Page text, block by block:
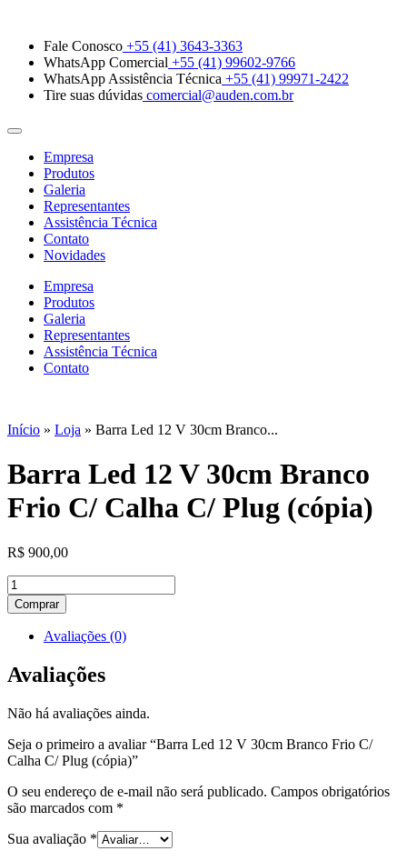
Fale Conosco +55 (41) 3643-3363
WhatsApp Comercial +55 (41) 99602-9766
WhatsApp Assistência Técnica +55 (41) 99971-2422
Tire suas dúvidas comercial@auden.com.br
Empresa
Produtos
Galeria
Representantes
Assistência Técnica
Contato
Novidades
Empresa
Produtos
Galeria
Representantes
Assistência Técnica
Contato
Início » Loja » Barra Led 12 V 30cm Branco...
Barra Led 12 V 30cm Branco
Frio C/ Calha C/ Plug (cópia)
R$ 900,00
Barra
Led
12
Branco
Frio
Calha
Plug
(cópia)
Comprar
Avaliações (0)
Avaliações
Não há avaliações ainda.
Seja o primeiro a avaliar “Barra Led 12 V 30cm Branco Frio C/
Calha C/ Plug (cópia)”
O seu endereço de e-mail não será publicado. Campos obrigatórios
são marcados com *
Sua avaliação *